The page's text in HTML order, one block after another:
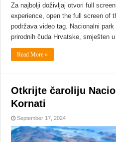
Za najbolji doživljaj otvori full
experience, open the full screen of
podržava video tag. Nacionalni
prirodnih čuda Hrvatske, smješten
Read More »
Otkrijte čaroliju
Kornati
September 17, 2024